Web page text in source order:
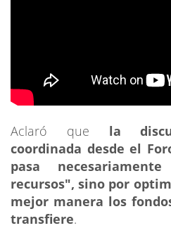
Aclaró que la
coordinada desde el
pasa
recursos", sino por
mejor manera los
transfiere.